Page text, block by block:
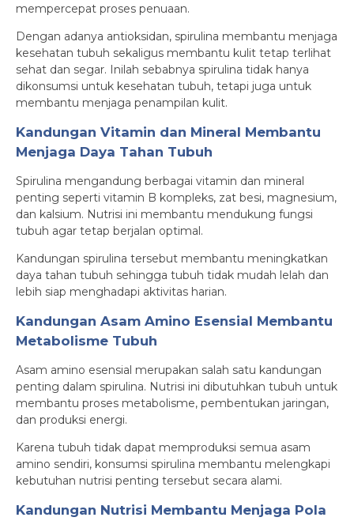
mempercepat proses penuaan.
Dengan adanya antioksidan, spirulina membantu menjaga
kesehatan tubuh sekaligus membantu kulit tetap terlihat
sehat dan segar. Inilah sebabnya spirulina tidak hanya
dikonsumsi untuk kesehatan tubuh, tetapi juga untuk
membantu menjaga penampilan kulit.
Kandungan Vitamin dan Mineral Membantu
Menjaga Daya Tahan Tubuh
Spirulina mengandung berbagai vitamin dan mineral
penting seperti vitamin B kompleks, zat besi, magnesium,
dan kalsium. Nutrisi ini membantu mendukung fungsi
tubuh agar tetap berjalan optimal.
Kandungan spirulina tersebut membantu meningkatkan
daya tahan tubuh sehingga tubuh tidak mudah lelah dan
lebih siap menghadapi aktivitas harian.
Kandungan Asam Amino Esensial Membantu
Metabolisme Tubuh
Asam amino esensial merupakan salah satu kandungan
penting dalam spirulina. Nutrisi ini dibutuhkan tubuh untuk
membantu proses metabolisme, pembentukan jaringan,
dan produksi energi.
Karena tubuh tidak dapat memproduksi semua asam
amino sendiri, konsumsi spirulina membantu melengkapi
kebutuhan nutrisi penting tersebut secara alami.
Kandungan Nutrisi Membantu Menjaga Pola